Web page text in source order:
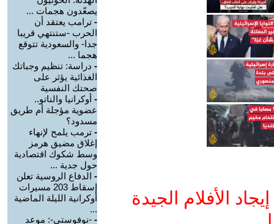
الأفلام الجيدة
يصعّدون هجمات ...
- ترامب يعتقد أن
الحرب -ستنتهي قريبا
جدا- والسعودية تتوقع
هجما ...
- دراسة: تنظيم وجباتك
الغذائية يؤثر على
صحتك النفسية
- أوكرانيا والناتو..
عضوية مؤجلة أم طريق
مسدود؟
- ترمب يلمح لإنهاء
إغلاق مضيق هرمز
وسط شكوك اقتصادية
حول جدية ...
- الدفاع الروسية تعلن
إسقاط 203 مسيرات
أوكرانية الليلة الماضية
...
- -نوفوستي-: موعد